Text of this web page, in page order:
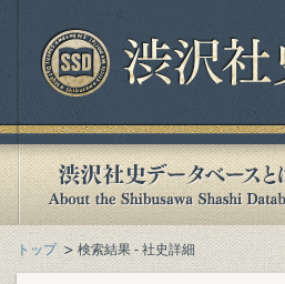
トップ 検索結果 - 社史詳細